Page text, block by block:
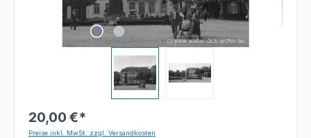
20,00 €*
Preise inkl. MwSt. zzgl. Versandkosten